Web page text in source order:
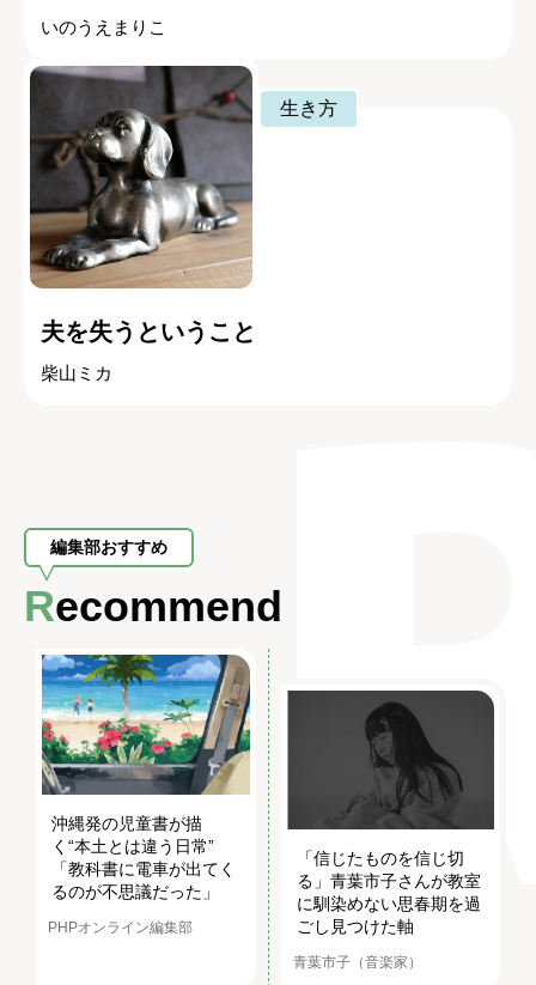
いのうえまりこ
生き方
夫を失うということ
柴山ミカ
編集部おすすめ
Recommend
沖縄発の児童書が描
く“本土とは違う日常”
「教科書に電車が出てく
るのが不思議だった」
PHPオンライン編集部
「信じたものを信じ切
る」青葉市子さんが教室
に馴染めない思春期を過
ごし見つけた軸
青葉市子（音楽家）